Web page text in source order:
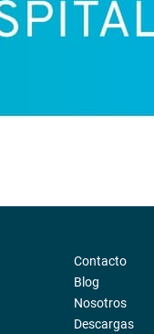
Contacto
Blog
Nosotros
Descargas